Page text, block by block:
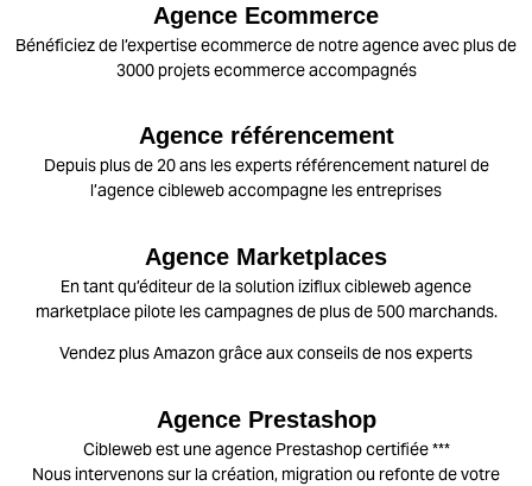
Agence Ecommerce
Bénéficiez de l’expertise ecommerce de notre agence avec plus de
3000 projets ecommerce accompagnés
Agence référencement
Depuis plus de 20 ans les experts référencement naturel de
l’agence cibleweb accompagne les entreprises
Agence Marketplaces
En tant qu’éditeur de la solution iziflux cibleweb agence
marketplace pilote les campagnes de plus de 500 marchands.
Vendez plus Amazongrâce aux conseils de nos experts
Agence Prestashop
Cibleweb est une agence Prestashop certifiée ***
Nous intervenons sur la création, migration ou refonte de votre